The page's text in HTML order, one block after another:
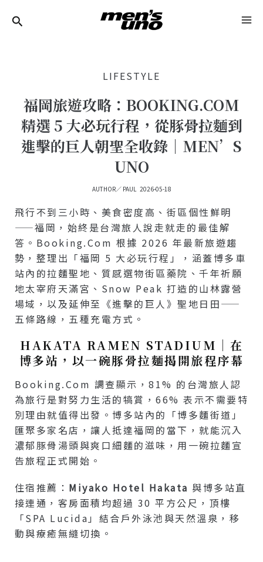
LIFESTYLE
福岡旅遊攻略：BOOKING.COM
精選 5 大必玩行程，從豚骨拉麵到
進擊的巨人朝聖全收錄｜MEN’S
UNO
AUTHOR／ PAUL 2026-05-18
飛行不到三小時、美食密度高、街區個性鮮明
——福岡，始終是台灣旅人說走就走的最佳解
答。Booking.com 根據 2026 年最新旅遊趨
勢，整理出「福岡 5 大必玩行程」，涵蓋博多車
站內的拉麵聖地、質感選物街區藥院、千年祈願
地太宰府天滿宮、Snow Peak 打造的山林露營
場域，以及延伸至《進擊的巨人》聖地日田——
五條路線，五種充電方式。
HAKATA RAMEN STADIUM｜在
博多站，以一碗豚骨拉麵揭開旅程序幕
Booking.com 調查顯示，81% 的台灣旅人認
為旅行是對努力生活的犒賞，66% 表示不需要特
別理由就值得出發。博多站內的「博多麵街道」
匯聚多家名店，讓人抵達福岡的當下，就能沉入
濃郁豚骨湯頭與爽口細麵的滋味，用一碗拉麵宣
告旅程正式開始。
住宿推薦： Miyako Hotel Hakata 與博多站直
接連通，客房面積均超過 30 平方公尺，頂樓
「SPA Lucida」結合戶外泳池與天然溫泉，移
動與療癒無縫切換。
Navigation